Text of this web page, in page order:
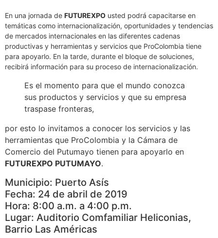
En una jornada de FUTUREXPO usted podrá capacitarse en
temáticas como internacionalización, oportunidades y tendencias
de mercados internacionales en las diferentes cadenas
productivas y herramientas y servicios que ProColombia tiene
para apoyarlo. En la tarde, durante el bloque de soluciones,
recibirá información para su proceso de internacionalización.
Es el momento para que el mundo conozca
sus productos y servicios y que su empresa
traspase fronteras,
por esto lo invitamos a conocer los servicios y las
herramientas que ProColombia y la Cámara de
Comercio del Putumayo tienen para apoyarlo en
FUTUREXPO PUTUMAYO.
Municipio: Puerto Asís
Fecha: 24 de abril de 2019
Hora: 8:00 a.m. a 4:00 p.m.
Lugar: Auditorio Comfamiliar Heliconias,
Barrio Las Américas